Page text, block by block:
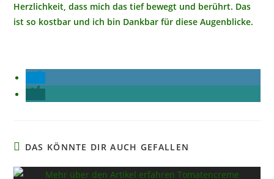
Herzlichkeit, dass mich das tief bewegt und berührt. Das
ist so kostbar und ich bin Dankbar für diese Augenblicke.
DAS KÖNNTE DIR AUCH GEFALLEN